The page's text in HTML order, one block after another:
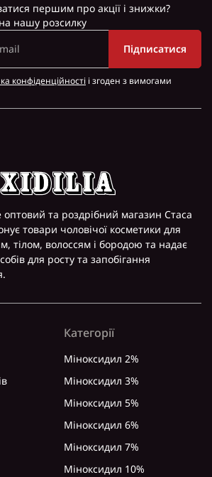
першим про акції і знижки?
нашу розсилку
Підписатися
конфіденційності і згоден з вимогами
та роздрібний магазин Стаса
товари чоловічої косметики для
тілом, волоссям і бородою та надає
для росту та запобігання
Категорії
Міноксидил 2%
Міноксидил 3%
Міноксидил 5%
Міноксидил 6%
Міноксидил 7%
Міноксидил 10%